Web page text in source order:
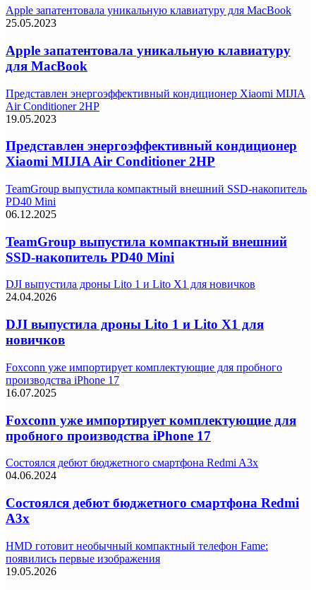
Apple запатентовала уникальную клавиатуру для MacBook
25.05.2023
Apple запатентовала уникальную клавиатуру
для MacBook
Представлен энергоэффективный кондиционер Xiaomi MIJIA
Air Conditioner 2HP
19.05.2023
Представлен энергоэффективный кондиционер
Xiaomi MIJIA Air Conditioner 2HP
TeamGroup выпустила компактный внешний SSD-накопитель
PD40 Mini
06.12.2025
TeamGroup выпустила компактный внешний
SSD-накопитель PD40 Mini
DJI выпустила дроны Lito 1 и Lito X1 для новичков
24.04.2026
DJI выпустила дроны Lito 1 и Lito X1 для
новичков
Foxconn уже импортирует комплектующие для пробного
производства iPhone 17
16.07.2025
Foxconn уже импортирует комплектующие для
пробного производства iPhone 17
Состоялся дебют бюджетного смартфона Redmi A3x
04.06.2024
Состоялся дебют бюджетного смартфона Redmi
A3x
HMD готовит необычный компактный телефон Fame:
появились первые изображения
19.05.2026